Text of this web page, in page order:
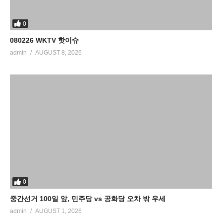
0
080226 WKTV 핫이슈
admin AUGUST 8, 2026
0
중간선거 100일 앞, 민주당 vs 공화당 오차 밖 우세
admin AUGUST 1, 2026